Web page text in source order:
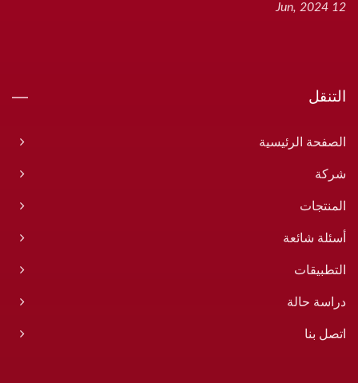
12 Jun, 2024
التنقل
الصفحة الرئيسية
شركة
المنتجات
أسئلة شائعة
التطبيقات
دراسة حالة
اتصل بنا